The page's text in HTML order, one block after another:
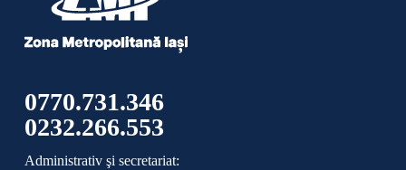
0770.731.346
0232.266.553
Administrativ şi secretariat: